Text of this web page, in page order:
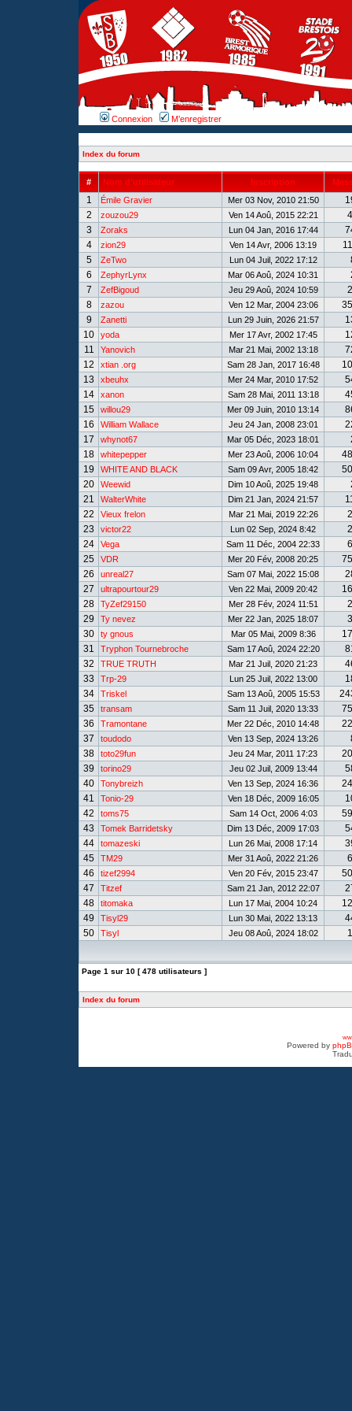
Connexion M’enregistrer
Index du forum
# Nom d’utilisateur Inscription
1 Émile Gravier Mer 03 Nov, 2010 21:50
2
zouzou29 Ven 14 Aoû, 2015 22:21
3
Zoraks Lun 04 Jan, 2016 17:44
4
zion29 Ven 14 Avr, 2006 13:19
5
ZeTwo Lun 04 Juil, 2022 17:12
6
ZephyrLynx Mar 06 Aoû, 2024 10:31
7
ZefBigoud Jeu 29 Aoû, 2024 10:59
8
zazou Ven 12 Mar, 2004 23:06
9
Zanetti Lun 29 Juin, 2026 21:57
10
yoda Mer 17 Avr, 2002 17:45
11
Yanovich Mar 21 Mai, 2002 13:18
12
xtian .org Sam 28 Jan, 2017 16:48
13
xbeuhx Mer 24 Mar, 2010 17:52
14
xanon Sam 28 Mai, 2011 13:18
15
willou29 Mer 09 Juin, 2010 13:14
16
William Wallace Jeu 24 Jan, 2008 23:01
17
whynot67 Mar 05 Déc, 2023 18:01
18
whitepepper Mer 23 Aoû, 2006 10:04
19
WHITE AND BLACK Sam 09 Avr, 2005 18:42
20
Weewid Dim 10 Aoû, 2025 19:48
21
WalterWhite Dim 21 Jan, 2024 21:57
22
Vieux frelon Mar 21 Mai, 2019 22:26
23
victor22 Lun 02 Sep, 2024 8:42
24
Vega Sam 11 Déc, 2004 22:33
25
VDR Mer 20 Fév, 2008 20:25
26
unreal27 Sam 07 Mai, 2022 15:08
27
ultrapourtour29 Ven 22 Mai, 2009 20:42
28
TyZef29150 Mer 28 Fév, 2024 11:51
29
Ty nevez Mer 22 Jan, 2025 18:07
30
ty gnous Mar 05 Mai, 2009 8:36
31
Tryphon Tournebroche Sam 17 Aoû, 2024 22:20
32
TRUE TRUTH Mar 21 Juil, 2020 21:23
33
Trp-29 Lun 25 Juil, 2022 13:00
34
Triskel Sam 13 Aoû, 2005 15:53
35
transam Sam 11 Juil, 2020 13:33
36
Tramontane Mer 22 Déc, 2010 14:48
37
toudodo Ven 13 Sep, 2024 13:26
38
toto29fun Jeu 24 Mar, 2011 17:23
39
torino29 Jeu 02 Juil, 2009 13:44
40
Tonybreizh Ven 13 Sep, 2024 16:36
41
Tonio-29 Ven 18 Déc, 2009 16:05
42
toms75 Sam 14 Oct, 2006 4:03
43
Tomek Barridetsky Dim 13 Déc, 2009 17:03
44
tomazeski Lun 26 Mai, 2008 17:14
45
TM29 Mer 31 Aoû, 2022 21:26
46
tizef2994 Ven 20 Fév, 2015 23:47
47
Titzef Sam 21 Jan, 2012 22:07
48
titomaka Lun 17 Mai, 2004 10:24
49
Tisyl29 Lun 30 Mai, 2022 13:13
50
Tisyl Jeu 08 Aoû, 2024 18:02
Page 1 sur 10 [ 478 utilisateurs ]
Index du forum
Powered by